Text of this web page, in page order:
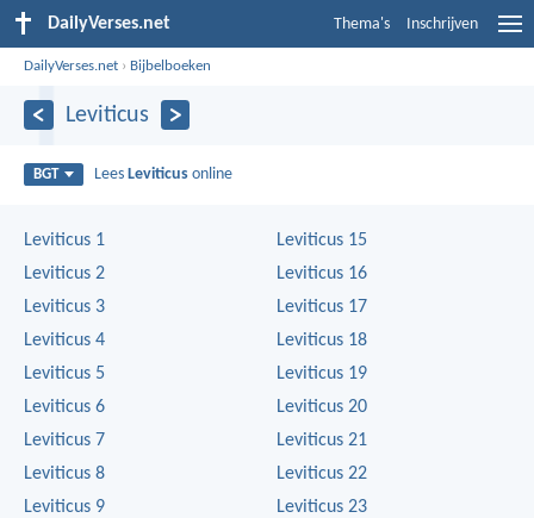
DailyVerses.net Thema's Inschrijven
DailyVerses.net › Bijbelboeken
Leviticus
BGT Lees Leviticus online
Leviticus 1
Leviticus 2
Leviticus 3
Leviticus 4
Leviticus 5
Leviticus 6
Leviticus 7
Leviticus 8
Leviticus 9
Leviticus 15
Leviticus 16
Leviticus 17
Leviticus 18
Leviticus 19
Leviticus 20
Leviticus 21
Leviticus 22
Leviticus 23